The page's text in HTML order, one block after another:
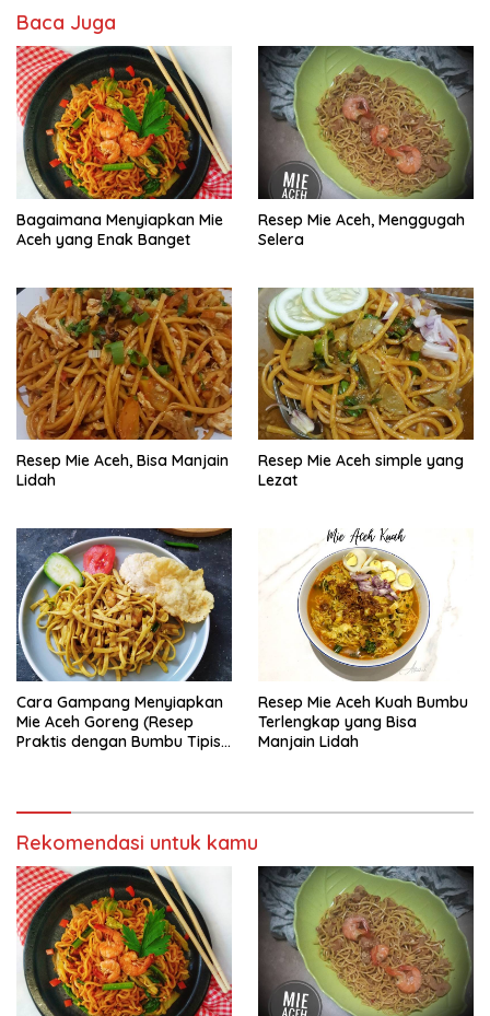
Baca Juga
Bagaimana Menyiapkan Mie
Aceh yang Enak Banget
Resep Mie Aceh, Menggugah
Selera
Resep Mie Aceh, Bisa Manjain
Lidah
Resep Mie Aceh simple yang
Lezat
Cara Gampang Menyiapkan
Mie Aceh Goreng (Resep
Praktis dengan Bumbu Tipis),
Resep Mie Aceh Kuah Bumbu
Terlengkap yang Bisa
Manjain Lidah
Rekomendasi untuk kamu